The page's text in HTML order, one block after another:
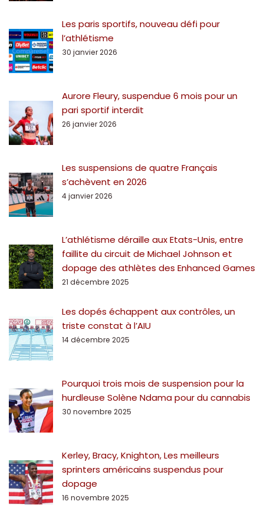
Les paris sportifs, nouveau défi pour
l’athlétisme
30 janvier 2026
Aurore Fleury, suspendue 6 mois pour un
pari sportif interdit
26 janvier 2026
Les suspensions de quatre Français
s’achèvent en 2026
4 janvier 2026
L’athlétisme déraille aux Etats-Unis, entre
faillite du circuit de Michael Johnson et
dopage des athlètes des Enhanced Games
21 décembre 2025
Les dopés échappent aux contrôles, un
triste constat à l’AIU
14 décembre 2025
Pourquoi trois mois de suspension pour la
hurdleuse Solène Ndama pour du cannabis
30 novembre 2025
Kerley, Bracy, Knighton, Les meilleurs
sprinters américains suspendus pour
dopage
16 novembre 2025